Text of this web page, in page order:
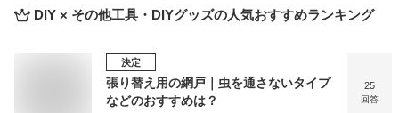
DIY × その他工具・DIYグッズの人気おすすめランキング
決定
張り替え用の網戸｜虫を通さないタイプ
などのおすすめは？
25
回答